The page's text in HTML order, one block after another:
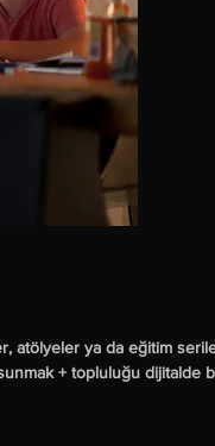
atölyeler ya da eğitim
+ topluluğu dijitalde